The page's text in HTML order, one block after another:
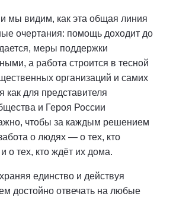
мы видим, как эта общая линия
очертания: помощь доходит до
меры поддержки
а работа строится в тесной
организаций и самих
как для представителя
и Героя России
чтобы за каждым решением
о людях — о тех, кто
о тех, кто ждёт их дома.
единство и действуя
достойно отвечать на любые